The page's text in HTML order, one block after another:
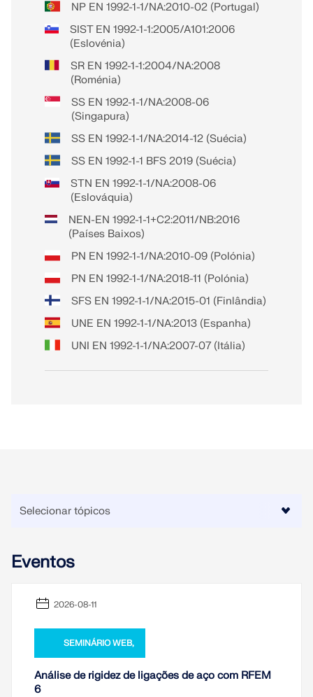
NP EN 1992-1-1/NA:2010-02 (Portugal)
SIST EN 1992-1-1:2005/A101:2006
(Eslovénia)
SR EN 1992-1-1:2004/NA:2008
(Roménia)
SS EN 1992-1-1/NA:2008-06
(Singapura)
SS EN 1992-1-1/NA:2014-12 (Suécia)
SS EN 1992-1-1 BFS 2019 (Suécia)
STN EN 1992-1-1/NA:2008-06
(Eslováquia)
NEN-EN 1992-1-1+C2:2011/NB:2016
(Países Baixos)
PN EN 1992-1-1/NA:2010-09 (Polónia)
PN EN 1992-1-1/NA:2018-11 (Polónia)
SFS EN 1992-1-1/NA:2015-01 (Finlândia)
UNE EN 1992-1-1/NA:2013 (Espanha)
UNI EN 1992-1-1/NA:2007-07 (Itália)
Eventos
2026-08-11
SEMINÁRIO WEB,
Análise de rigidez de ligações de aço com RFEM
6